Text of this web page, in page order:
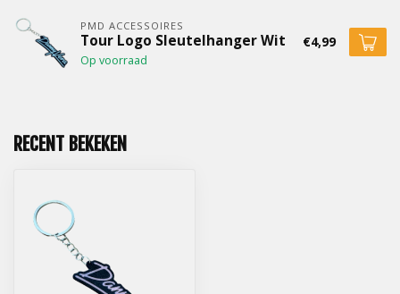
PMD ACCESSOIRES
Tour Logo Sleutelhanger Wit
Op voorraad
€4,99
RECENT BEKEKEN